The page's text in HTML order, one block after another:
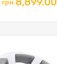
грн.